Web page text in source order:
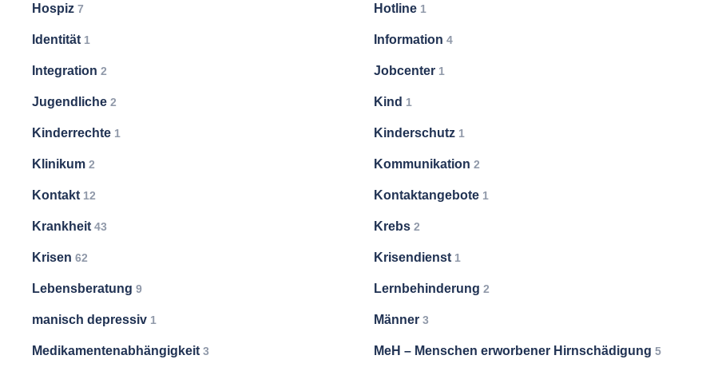
Hospiz 7 Hotline 1
Identität 1 Information 4
Integration 2 Jobcenter 1
Jugendliche 2 Kind 1
Kinderrechte 1 Kinderschutz 1
Klinikum 2 Kommunikation 2
Kontakt 12 Kontaktangebote 1
Krankheit 43 Krebs 2
Krisen 62 Krisendienst 1
Lebensberatung 9 Lernbehinderung 2
manisch depressiv 1 Männer 3
Medikamentenabhängigkeit 3 MeH – Menschen erworbener Hirnschädigung 5